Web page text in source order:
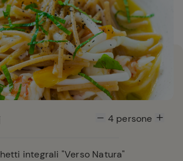
4persone
integrali "Verso Natura"